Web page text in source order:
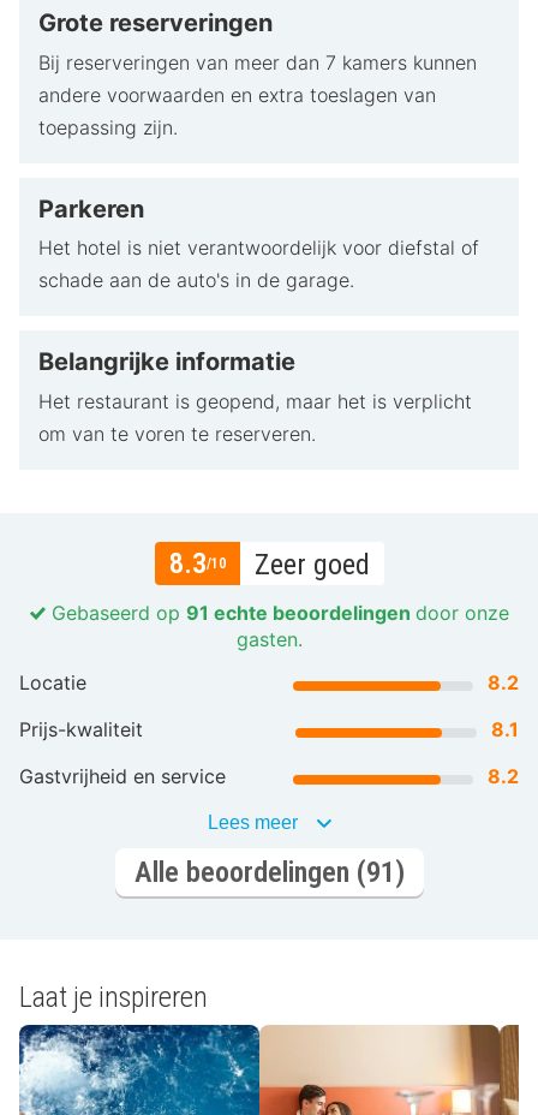
Grote reserveringen
Bij reserveringen van meer dan 7 kamers kunnen
andere voorwaarden en extra toeslagen van
toepassing zijn.
Parkeren
Het hotel is niet verantwoordelijk voor diefstal of
schade aan de auto's in de garage.
Belangrijke informatie
Het restaurant is geopend, maar het is verplicht
om van te voren te reserveren.
8.3/10 Zeer goed
Gebaseerd op 91 echte beoordelingen door onze
gasten.
Locatie
8.2
Prijs-kwaliteit
8.1
Gastvrijheid en service
8.2
Lees meer
Alle beoordelingen (91)
Laat je inspireren